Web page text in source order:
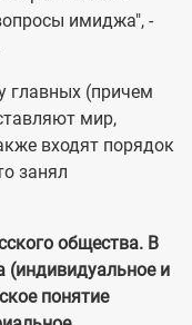
имиджа", -
главных (причем
мир,
входят порядок
занял
общества. В
(индивидуальное и
понятие